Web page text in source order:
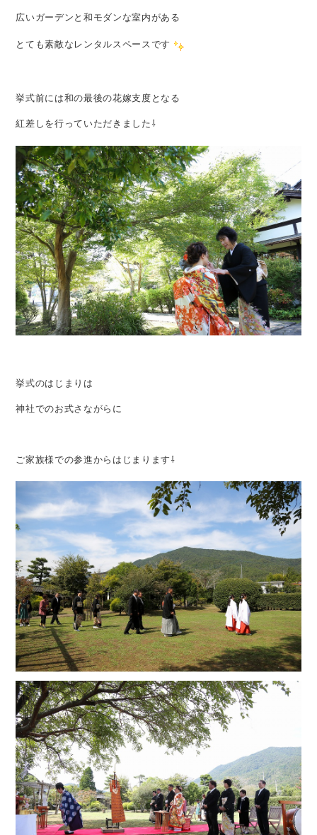
広いガーデンと和モダンな室内がある
とても素敵なレンタルスペースです
挙式前には和の最後の花嫁支度となる
紅差しを行っていただきました⇩
挙式のはじまりは
神社でのお式さながらに
ご家族様での参進からはじまります⇩